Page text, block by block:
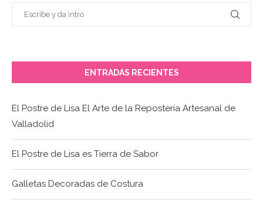
ENTRADAS RECIENTES
El Postre de Lisa El Arte de la Repostería Artesanal de
Valladolid
El Postre de Lisa es Tierra de Sabor
Galletas Decoradas de Costura